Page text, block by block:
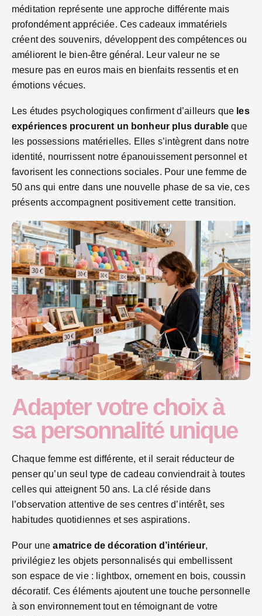
méditation représente une approche différente mais
profondément appréciée. Ces cadeaux immatériels
créent des souvenirs, développent des compétences ou
améliorent le bien-être général. Leur valeur ne se
mesure pas en euros mais en bienfaits ressentis et en
émotions vécues.
Les études psychologiques confirment d’ailleurs que les
expériences procurent un bonheur plus durable que
les possessions matérielles. Elles s’intègrent dans notre
identité, nourrissent notre épanouissement personnel et
favorisent les connections sociales. Pour une femme de
50 ans qui entre dans une nouvelle phase de sa vie, ces
présents accompagnent positivement cette transition.
Adapter votre choix à
sa personnalité unique
Chaque femme est différente, et il serait réducteur de
penser qu’un seul type de cadeau conviendrait à toutes
celles qui atteignent 50 ans. La clé réside dans
l’observation attentive de ses centres d’intérêt, ses
habitudes quotidiennes et ses aspirations.
Pour uneamatrice de décoration d’intérieur,
privilégiez les objets personnalisés qui embellissent
son espace de vie : lightbox, ornement en bois, coussin
décoratif. Ces éléments ajoutent une touche personnelle
à son environnement tout en témoignant de votre